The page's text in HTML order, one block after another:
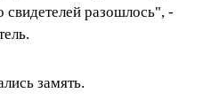
разошлось", -
замять.